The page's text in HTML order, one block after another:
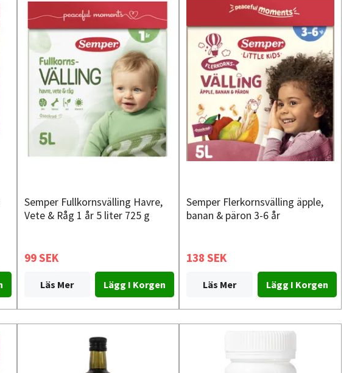
Semper Fullkornsvälling Havre,
Vete & Råg 1 år 5 liter 725 g
99 SEK
Läs Mer
Semper Flerkornsvälling äpple,
banan & päron 3-6 år
138 SEK
Läs Mer